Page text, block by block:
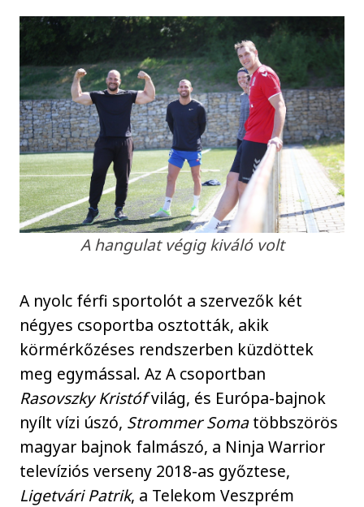
A hangulat végig kiváló volt
A nyolc férfi sportolót a szervezők két
négyes csoportba osztották, akik
körmérkőzéses rendszerben küzdöttek
meg egymással. Az A csoportban
Rasovszky Kristófvilág, és Európa-bajnok
nyílt vízi úszó, Strommer Somatöbbszörös
magyar bajnok falmászó, a Ninja Warrior
televíziós verseny 2018-as győztese,
Ligetvári Patrik, a Telekom Veszprém